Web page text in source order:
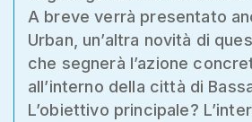
A breve verrà presentato
Urban, un’altra novità di
che segnerà l’azione
all’interno della città di
L’obiettivo principale?